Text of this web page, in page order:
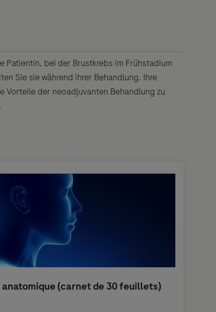
Patientin, bei der Brustkrebs im Frühstadium
Sie sie während ihrer Behandlung. Ihre
Vorteile der neoadjuvanten Behandlung zu